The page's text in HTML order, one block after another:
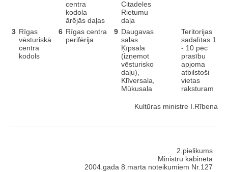
centra
kodola
ārējās daļas
Citadeles
Rietumu
daļa
3 Rīgas
vēsturiskā
centra
kodols
6 Rīgas centra
perifērija
9 Daugavas
salas.
Ķīpsala
(izņemot
vēsturisko
daļu),
Klīversala,
Mūkusala
Teritorijas
sadalītas 1
- 10 pēc
prasību
apjoma
atbilstoši
vietas
raksturam
Kultūras ministre I.Rībena
2.pielikums
Ministru kabineta
2004.gada 8.marta noteikumiem Nr.127